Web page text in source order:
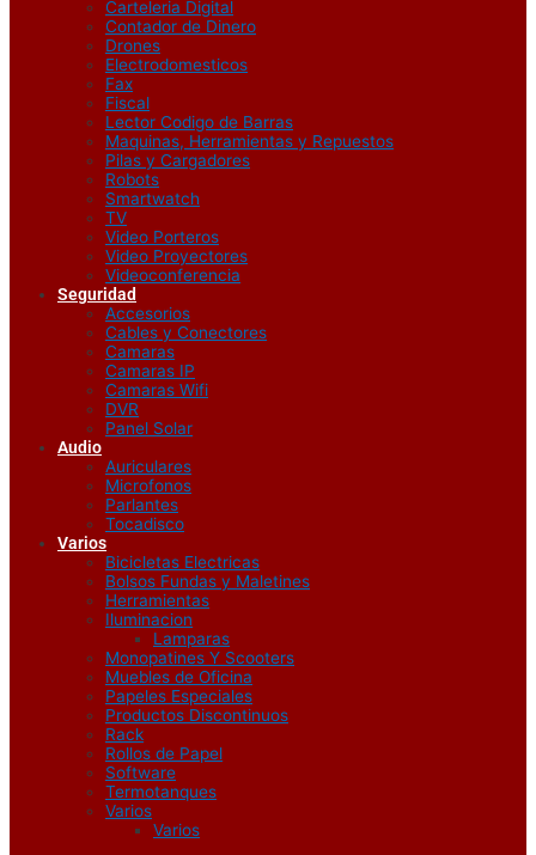
Carteleria Digital
Contador de Dinero
Drones
Electrodomesticos
Fax
Fiscal
Lector Codigo de Barras
Maquinas, Herramientas y Repuestos
Pilas y Cargadores
Robots
Smartwatch
TV
Video Porteros
Video Proyectores
Videoconferencia
Seguridad
Accesorios
Cables y Conectores
Camaras
Camaras IP
Camaras Wifi
DVR
Panel Solar
Audio
Auriculares
Microfonos
Parlantes
Tocadisco
Varios
Bicicletas Electricas
Bolsos Fundas y Maletines
Herramientas
Iluminacion
Lamparas
Monopatines Y Scooters
Muebles de Oficina
Papeles Especiales
Productos Discontinuos
Rack
Rollos de Papel
Software
Termotanques
Varios
Varios